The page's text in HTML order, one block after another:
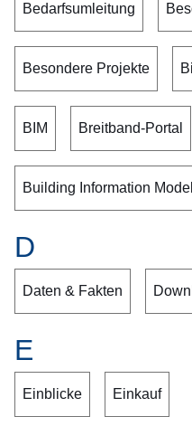
Bedarfsumleitung
Besondere Projekte
BIM Breitband-Portal
Building Information
D
Daten & Fakten
E
Einblicke Einkauf